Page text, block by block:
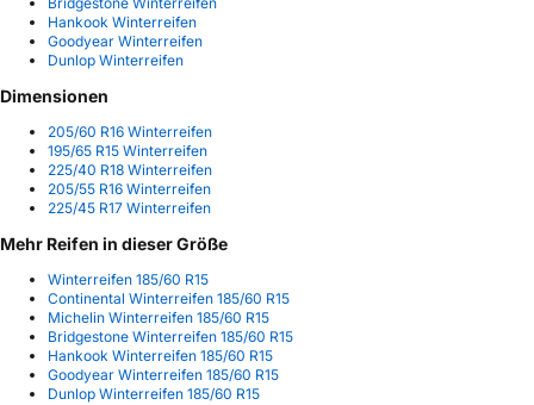
Hankook Winterreifen
Goodyear Winterreifen
Dunlop Winterreifen
Dimensionen
205/60 R16 Winterreifen
195/65 R15 Winterreifen
225/40 R18 Winterreifen
205/55 R16 Winterreifen
225/45 R17 Winterreifen
Mehr Reifen in dieser Größe
Winterreifen 185/60 R15
Continental Winterreifen 185/60 R15
Michelin Winterreifen 185/60 R15
Bridgestone Winterreifen 185/60 R15
Hankook Winterreifen 185/60 R15
Goodyear Winterreifen 185/60 R15
Dunlop Winterreifen 185/60 R15